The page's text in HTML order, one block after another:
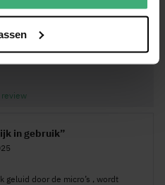
in gebruik
geluid door de micro’s , wordt